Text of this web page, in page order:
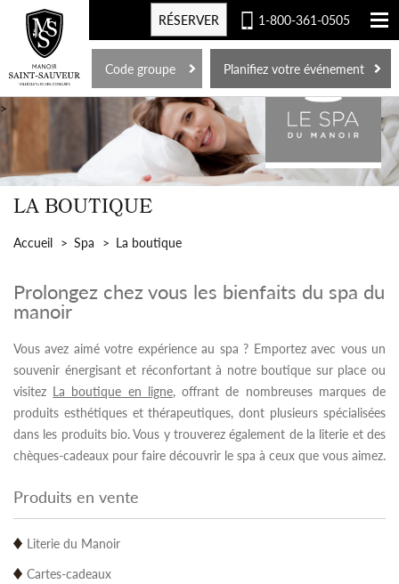
EN
1-800-361-0505
RÉSERVER
Planifiez votre événement
Code groupe
>
LA BOUTIQUE
Accueil Spa La boutique
Prolongez chez vous les bienfaits du spa du
manoir
Vous avez aimé votre expérience au spa ? Emportez avec vous un
souvenir énergisant et réconfortant à notre boutique sur place ou
visitez La boutique en ligne, offrant de nombreuses marques de
produits esthétiques et thérapeutiques, dont plusieurs spécialisées
dans les produits bio. Vous y trouverez également de la literie et des
chèques-cadeaux pour faire découvrir le spa à ceux que vous aimez.
Produits en vente
Literie du Manoir
Cartes-cadeaux